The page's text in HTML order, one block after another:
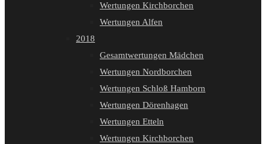
Wertungen Kirchborchen
Wertungen Alfen
2018
Gesamtwertungen Mädchen
Wertungen Nordborchen
Wertungen Schloß Hamborn
Wertungen Dörenhagen
Wertungen Etteln
Wertungen Kirchborchen